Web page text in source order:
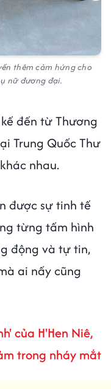
thêm cảm hứng cho
nữ đương đại.
đến từ Thương
Trung Quốc Thư
nhau.
được sự tinh tế
từng tấm hình
động và tự tin,
ai nấy cũng
của H'Hen Niê,
trong nháy mắt